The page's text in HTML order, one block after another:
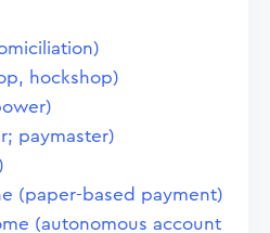
hockshop)
paymaster)
(paper-based payment)
(autonomous account